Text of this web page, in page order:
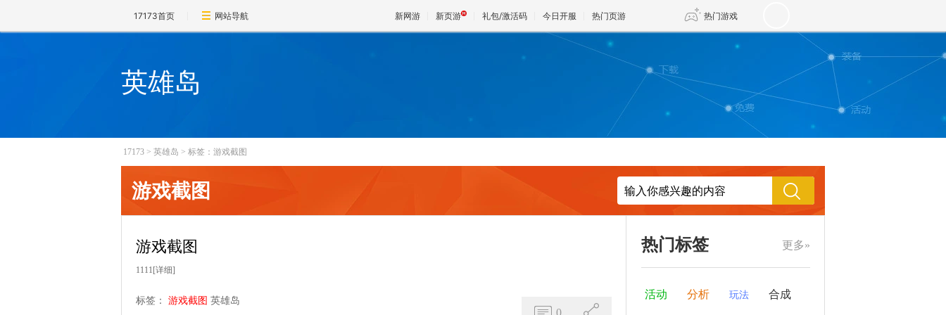
17173首页 网站导航 新网游 新页游 礼包/激活码 今日开服 热门页游 热门游戏
DNF 传奇4
天堂
王权与自由 诛仙世界 新仙侠5
英雄岛
17173 > 英雄岛 > 标签：游戏截图
游戏截图
游戏截图
1111 [详细]
标签： 游戏截图 英雄岛
0
更多»
热门标签
活动 分析 玩法 合成